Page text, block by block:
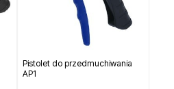
Pistolet do przedmuchiwania
AP1